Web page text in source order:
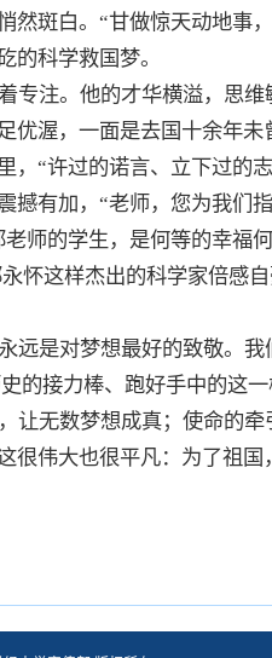
斑白。“甘做惊天动地事
的科学救国梦。
专注。他的才华横溢，思
优渥，一面是去国十余年
，“许过的诺言、立下过的
撼有加，“老师，您为我们
师的学生，是何等的幸福
怀这样杰出的科学家倍感
远是对梦想最好的致敬。
的接力棒、跑好手中的这
让无数梦想成真；使命的
很伟大也很平凡：为了祖